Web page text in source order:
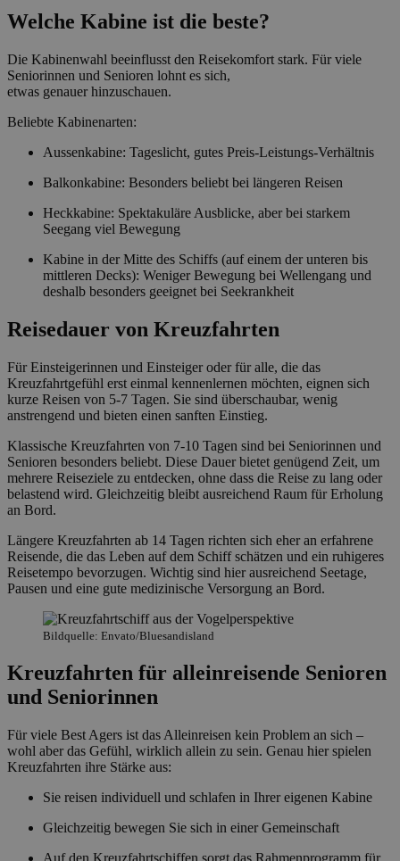
Welche Kabine ist die beste?
Die Kabinenwahl beeinflusst den Reisekomfort stark. Für viele
Seniorinnen und Senioren lohnt es sich,
etwas genauer hinzuschauen.
Beliebte Kabinenarten:
Aussenkabine: Tageslicht, gutes Preis-Leistungs-Verhältnis
Balkonkabine: Besonders beliebt bei längeren Reisen
Heckkabine: Spektakuläre Ausblicke, aber bei starkem
Seegang viel Bewegung
Kabine in der Mitte des Schiffs (auf einem der unteren bis
mittleren Decks): Weniger Bewegung bei Wellengang und
deshalb besonders geeignet bei Seekrankheit
Reisedauer von Kreuzfahrten
Für Einsteigerinnen und Einsteiger oder für alle, die das
Kreuzfahrtgefühl erst einmal kennenlernen möchten, eignen sich
kurze Reisen von 5-7 Tagen. Sie sind überschaubar, wenig
anstrengend und bieten einen sanften Einstieg.
Klassische Kreuzfahrten von 7-10 Tagen sind bei Seniorinnen und
Senioren besonders beliebt. Diese Dauer bietet genügend Zeit, um
mehrere Reiseziele zu entdecken, ohne dass die Reise zu lang oder
belastend wird. Gleichzeitig bleibt ausreichend Raum für Erholung
an Bord.
Längere Kreuzfahrten ab 14 Tagen richten sich eher an erfahrene
Reisende, die das Leben auf dem Schiff schätzen und ein ruhigeres
Reisetempo bevorzugen. Wichtig sind hier ausreichend Seetage,
Pausen und eine gute medizinische Versorgung an Bord.
Bildquelle: Envato/Bluesandisland
Kreuzfahrten für alleinreisende Senioren
und Seniorinnen
Für viele Best Agers ist das Alleinreisen kein Problem an sich –
wohl aber das Gefühl, wirklich allein zu sein. Genau hier spielen
Kreuzfahrten ihre Stärke aus:
Sie reisen individuell und schlafen in Ihrer eigenen Kabine
Gleichzeitig bewegen Sie sich in einer Gemeinschaft
Auf den Kreuzfahrtschiffen sorgt das Rahmenprogramm für